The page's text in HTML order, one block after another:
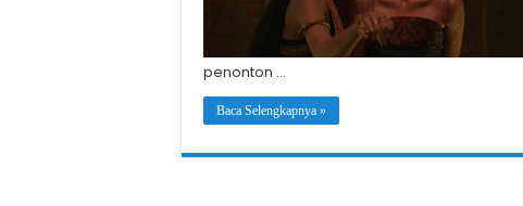
penonton …
Baca Selengkapnya »